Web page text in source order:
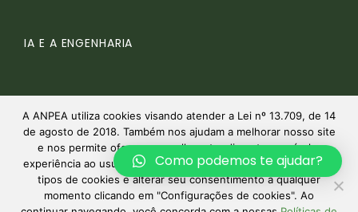
IA E A ENGENHARIA
A PRODUÇÃO DO BIOCOMBUSTÍVEL
Como podemos te ajudar?
A ANPEA utiliza cookies visando atender a Lei nº 13.709, de 14
de agosto de 2018. Também nos ajudam a melhorar nosso site
e nos permite oferecer o melhor atendimento possível e
experiência ao usuário. Você pode aceitar e rejeitar diferentes
tipos de cookies e alterar seu consentimento a qualquer
momento clicando em "Configurações de cookies". Ao